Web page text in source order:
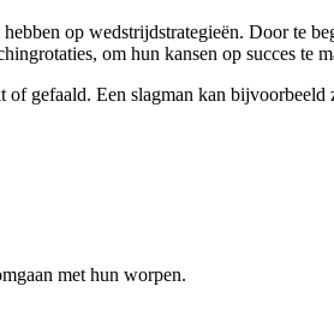
op wedstrijdstrategieën. Door te
om hun kansen op succes te
of gefaald. Een slagman kan
met hun worpen.